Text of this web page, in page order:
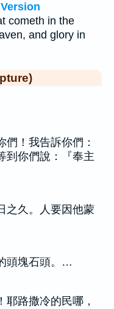
cometh in the
and glory in
！我告訴你們：
到你們說：『奉主
之久。人要因他蒙
頭塊石頭。…
耶路撒冷的民哪，